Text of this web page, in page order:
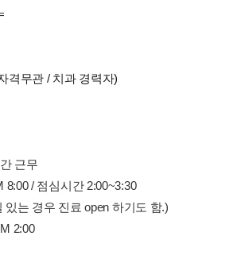
격무관 / 치과 경력자)
근무
8:00 / 점심시간 2:00~3:30
있는 경우 진료 open 하기도 함.)
2:00